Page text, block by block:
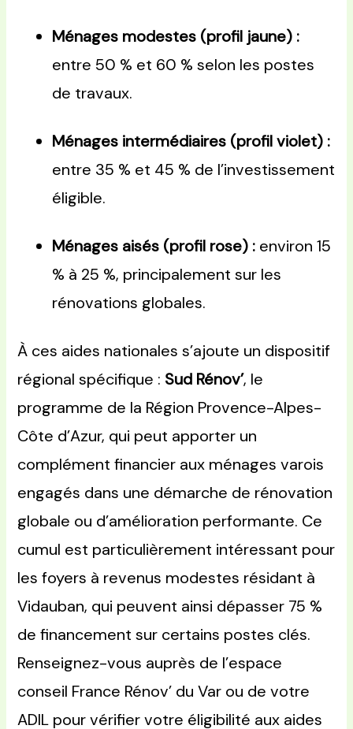
Ménages modestes (profil jaune) :
entre 50 % et 60 % selon les postes
de travaux.
Ménages intermédiaires (profil violet) :
entre 35 % et 45 % de l’investissement
éligible.
Ménages aisés (profil rose) : environ 15
% à 25 %, principalement sur les
rénovations globales.
À ces aides nationales s’ajoute un dispositif
régional spécifique : Sud Rénov’, le
programme de la Région Provence-Alpes-
Côte d’Azur, qui peut apporter un
complément financier aux ménages varois
engagés dans une démarche de rénovation
globale ou d’amélioration performante. Ce
cumul est particulièrement intéressant pour
les foyers à revenus modestes résidant à
Vidauban, qui peuvent ainsi dépasser 75 %
de financement sur certains postes clés.
Renseignez-vous auprès de l’espace
conseil France Rénov’ du Var ou de votre
ADIL pour vérifier votre éligibilité aux aides